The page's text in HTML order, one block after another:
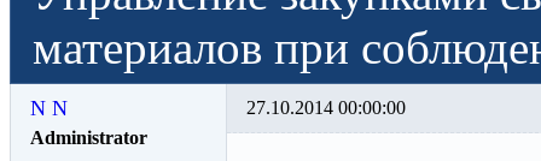
материалов при
N N
Administrator
27.10.2014 00:00:00